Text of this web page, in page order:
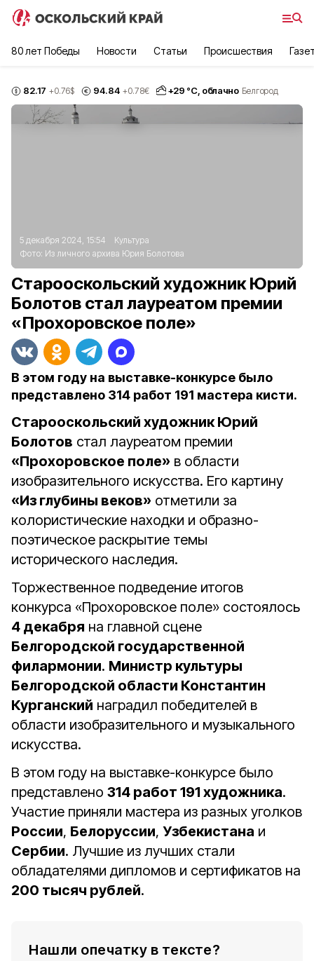
80 лет Победы Новости Статьи Происшествия
82.17 +0.76$ 94.84 +0.78€ +29 °С, облачно Белгород
5 декабря 2024, 15:54
Культура
Фото: Из личного архива Юрия Болотова
Старооскольский художник Юрий
Болотов стал лауреатом премии
«Прохоровское поле»
В этом году на выставке-конкурсе было
представлено 314 работ 191 мастера кисти.
Старооскольский художник Юрий
Болотов стал лауреатом премии
«Прохоровское поле» в области
изобразительного искусства. Его картину
«Из глубины веков» отметили за
колористические находки и образно-
поэтическое раскрытие темы
исторического наследия.
Торжественное подведение итогов
конкурса «Прохоровское поле» состоялось
4 декабря на главной сцене
Белгородской государственной
филармонии. Министр культуры
Белгородской области Константин
Курганский наградил победителей в
области изобразительного и музыкального
искусства.
В этом году на выставке-конкурсе было
представлено 314 работ 191 художника.
Участие приняли мастера из разных уголков
России, Белоруссии, Узбекистана и
Сербии. Лучшие из лучших стали
обладателями дипломов и сертификатов на
200 тысяч рублей.
Нашли опечатку в тексте?